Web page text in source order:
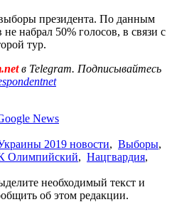
президента. По данным
набрал 50% голосов, в связи с
тур.
в Telegram. Подписывайтесь
News
2019 новости, Выборы,
Олимпийский, Нацгвардия,
необходимый текст и
об этом редакции.